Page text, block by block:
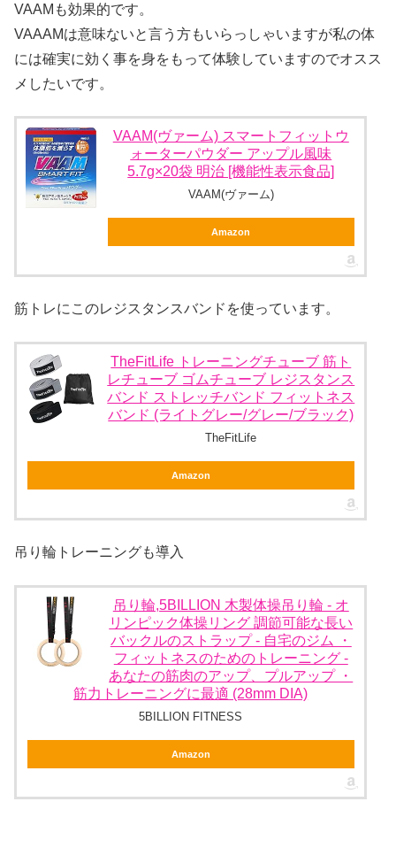
VAAMも効果的です。
VAAAMは意味ないと言う方もいらっしゃいますが私の体
には確実に効く事を身をもって体験していますのでオスス
メしたいです。
VAAM(ヴァーム) スマートフィットウ
ォーターパウダー アップル風味
5.7g×20袋 明治 [機能性表示食品]
VAAM(ヴァーム)
Amazon
筋トレにこのレジスタンスバンドを使っています。
TheFitLife トレーニングチューブ 筋ト
レチューブ ゴムチューブ レジスタンス
バンド ストレッチバンド フィットネス
バンド (ライトグレー/グレー/ブラック)
TheFitLife
Amazon
吊り輪トレーニングも導入
吊り輪,5BILLION 木製体操吊り輪 - オ
リンピック体操リング 調節可能な長い
バックルのストラップ - 自宅のジム ・
フィットネスのためのトレーニング -
あなたの筋肉のアップ、プルアップ ・
筋力トレーニングに最適 (28mm DIA)
5BILLION FITNESS
Amazon